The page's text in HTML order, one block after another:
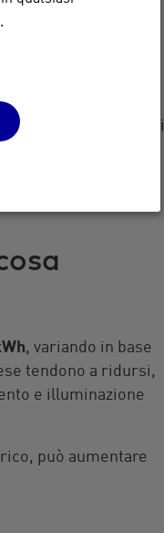
di persone e alle
di elettrodomestici
, variando in base
tendono a ridursi,
e illuminazione
può aumentare